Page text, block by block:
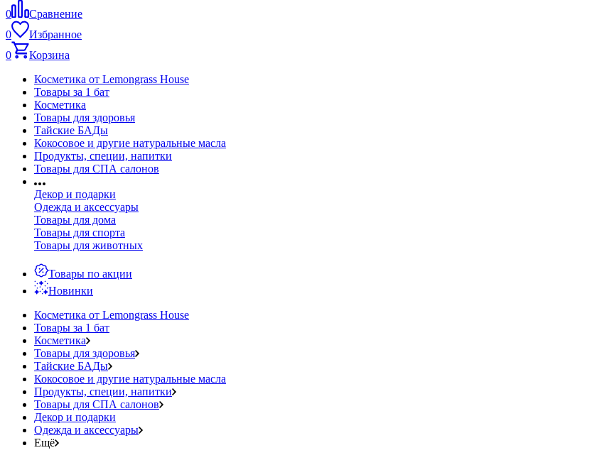
0
Сравнение
0
Избранное
0
Корзина
Косметика от Lemongrass House
Товары за 1 бат
Косметика
Товары для здоровья
Тайские БАДы
Кокосовое и другие натуральные масла
Продукты, специи, напитки
Товары для СПА салонов
Декор и подарки
Одежда и аксессуары
Товары для дома
Товары для спорта
Товары для животных
Товары по акции
Новинки
Косметика от Lemongrass House
Товары за 1 бат
Косметика
Товары для здоровья
Тайские БАДы
Кокосовое и другие натуральные масла
Продукты, специи, напитки
Товары для СПА салонов
Декор и подарки
Одежда и аксессуары
Ещё